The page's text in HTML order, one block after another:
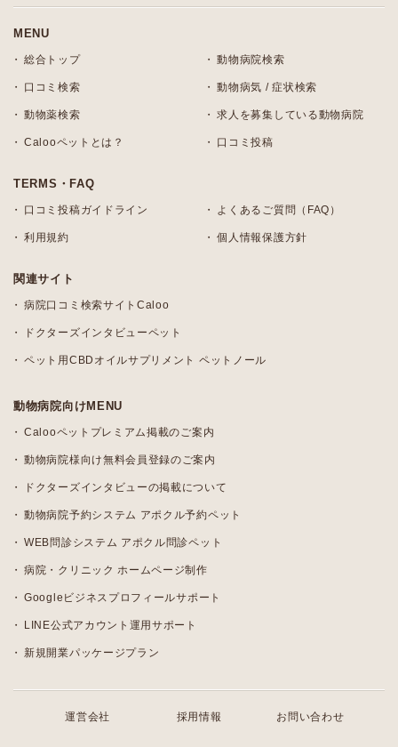
MENU
総合トップ 動物病院検索
口コミ検索 動物病気 / 症状検索
動物薬検索 求人を募集している動物病院
Calooペットとは？ 口コミ投稿
TERMS・FAQ
口コミ投稿ガイドライン よくあるご質問（FAQ）
利用規約 個人情報保護方針
関連サイト
病院口コミ検索サイトCaloo
ドクターズインタビューペット
ペット用CBDオイルサプリメント ペットノール
動物病院向けMENU
Calooペットプレミアム掲載のご案内
動物病院様向け無料会員登録のご案内
ドクターズインタビューの掲載について
動物病院予約システム アポクル予約ペット
WEB問診システム アポクル問診ペット
病院・クリニック ホームページ制作
Googleビジネスプロフィールサポート
LINE公式アカウント運用サポート
新規開業パッケージプラン
運営会社 採用情報 お問い合わせ